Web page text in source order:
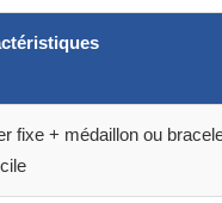
fixe + médaillon ou